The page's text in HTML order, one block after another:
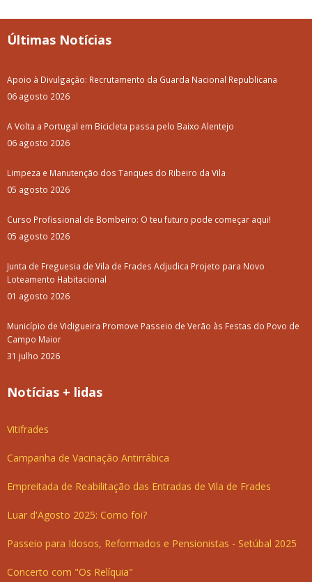
Últimas Notícias
Apoio à Divulgação: Recrutamento da Guarda Nacional Republicana
06 agosto 2026
A Volta a Portugal em Bicicleta passa pelo Baixo Alentejo
06 agosto 2026
Limpeza e Manutenção dos Tanques do Ribeiro da Vila
05 agosto 2026
Curso Profissional de Bombeiro: O teu futuro pode começar aqui!
05 agosto 2026
Junta de Freguesia de Vila de Frades Adjudica Projeto para Novo
Loteamento Habitacional
01 agosto 2026
Município de Vidigueira Promove Passeio de Verão às Festas do Povo de
Campo Maior
31 julho 2026
Notícias + lidas
Vitifrades
Campanha de Vacinação Antirrábica
Empreitada de Reabilitação das Entradas de Vila de Frades
Luar d'Agosto 2025: Como foi?
Passeio para Idosos, Reformados e Pensionistas - Setúbal 2025
Concerto com "Os Relíquia"